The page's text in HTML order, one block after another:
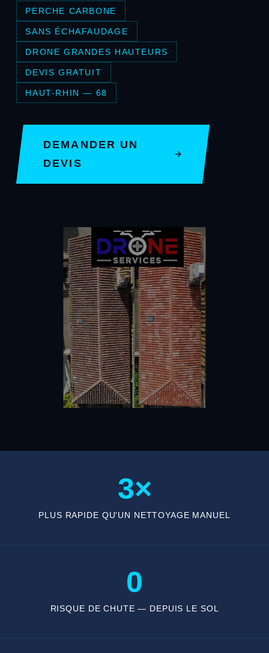
PERCHE CARBONE
SANS ÉCHAFAUDAGE
DRONE GRANDES HAUTEURS
DEVIS GRATUIT
HAUT-RHIN — 68
DEMANDER UN
DEVIS
3×
PLUS RAPIDE QU'UN NETTOYAGE MANUEL
0
RISQUE DE CHUTE — DEPUIS LE SOL